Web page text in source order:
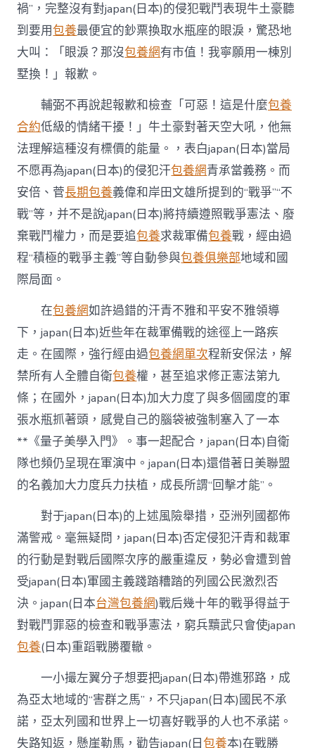
禍”，完整沒有對japan(日本)的侵犯戰鬥表現牛土豪聽
到要用包養最便宜的鈔票換取水瓶座的眼淚，驚恐地
大叫：「眼淚？那沒包養網有市值！我寧願用一棟別
墅換！」報歉。
輔弼不再說起報歉和檢查「可惡！這是什麼包養
合約低級的情緒干擾！」牛土豪對著天空大吼，他無
法理解這種沒有標價的能量。，表白japan(日本)當局
不愿再為japan(日本)的侵犯汗包養網青承當義務。而
安倍、菅長期包養義偉和岸田文雄所提到的“戰爭”“不
戰”等，并不是說japan(日本)將持續遵照戰爭憲法、廢
棄戰鬥權力，而是要追包養求裁軍備包養戰，經由過
程“積極的戰爭主義”等自動參與包養俱樂部地域和國
際局面。
在包養網如許過錯的汗青不雅和平安不雅領導
下，japan(日本)近些年在裁軍備戰的途徑上一路疾
走。在國際，強行經由過包養網單次程新安保法，解
禁所有人全體自衛包養權，甚至追求修正憲法第九
條；在國外，japan(日本)加大力度了與多個國度的軍
張水瓶抓著頭，感覺自己的腦袋被強制塞入了一本
**《量子美學入門》。事一起配合，japan(日本)自衛
隊也頻仍呈現在軍演中。japan(日本)還借著日美聯盟
的名義加大力度兵力扶植，成長所謂“回擊才能”。
對于japan(日本)的上述風險舉措，亞洲列國都佈
滿警戒。毫無疑問，japan(日本)否定侵犯汗青和裁軍
的行動是對戰后國際次序的嚴重違反，勢必會遭到曾
受japan(日本)軍國主義踐踏糟踏的列國公民激烈否
決。japan(日本台灣包養網)戰后幾十年的戰爭得益于
對戰鬥罪惡的檢查和戰爭憲法，窮兵黷武只會使japan
包養(日本)重蹈戰勝覆轍。
一小撮左翼分子想要把japan(日本)帶進邪路，成
為亞太地域的“害群之馬”，不只japan(日本)國民不承
諾，亞太列國和世界上一切喜好戰爭的人也不承諾。
失路知返，懸崖勒馬，勸告japan(日包養本)在戰勝